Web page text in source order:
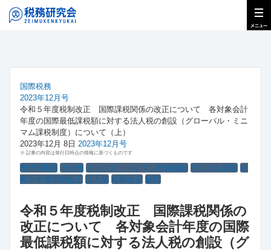
国際税務
2023年12月号
令和５年度税制改正 国際課税関係の改正について 各対象会計
年度の国際最低課税額に対する法人税の創設（グローバル・ミニ
マム課税制度）について（上）
2023年12月 8日 2023年12月号
※ 記事の内容は発行日時点の情報に基づくものです
BEPS関係 その他 タックス・ヘイブン対策税制 デジタル課税 令
和５年度税制改正 法人税 税制改正 解説
令和５年度税制改正 国際課税関係の
改正について 各対象会計年度の国際
最低課税額に対する法人税の創設（グ